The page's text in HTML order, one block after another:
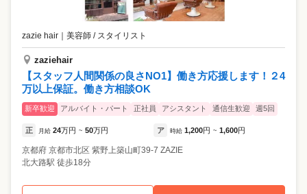
zazie hair ｜ 美容師 / スタイリスト
zaziehair
【スタッフ人間関係の良さNO1】働き方応援します！２4
万以上保証。働き方相談OK
新卒歓迎 アルバイト・パート 正社員 アシスタント 通信生歓迎 週5回
正 月給 24万円 ~ 50万円 ア 時給 1,200円 ~ 1,600円
京都府 京都市北区 紫野上築山町39-7 ZAZIE
北大路駅 徒歩18分